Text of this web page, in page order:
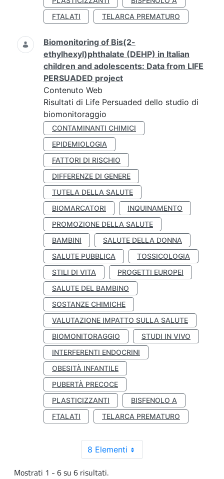
FTALATI
TELARCA PREMATURO
Biomonitoring of Bis(2-
ethylhexyl)phthalate (DEHP) in Italian
children and adolescents: Data from LIFE
PERSUADED project
Contenuto Web
Risultati di Life Persuaded dello studio di
biomonitoraggio
CONTAMINANTI CHIMICI
EPIDEMIOLOGIA
FATTORI DI RISCHIO
DIFFERENZE DI GENERE
TUTELA DELLA SALUTE
BIOMARCATORI
INQUINAMENTO
PROMOZIONE DELLA SALUTE
BAMBINI
SALUTE DELLA DONNA
SALUTE PUBBLICA
TOSSICOLOGIA
STILI DI VITA
PROGETTI EUROPEI
SALUTE DEL BAMBINO
SOSTANZE CHIMICHE
VALUTAZIONE IMPATTO SULLA SALUTE
BIOMONITORAGGIO
STUDI IN VIVO
INTERFERENTI ENDOCRINI
OBESITÀ INFANTILE
PUBERTÀ PRECOCE
PLASTICIZZANTI
BISFENOLO A
FTALATI
TELARCA PREMATURO
8 Elementi
Mostrati 1 - 6 su 6 risultati.